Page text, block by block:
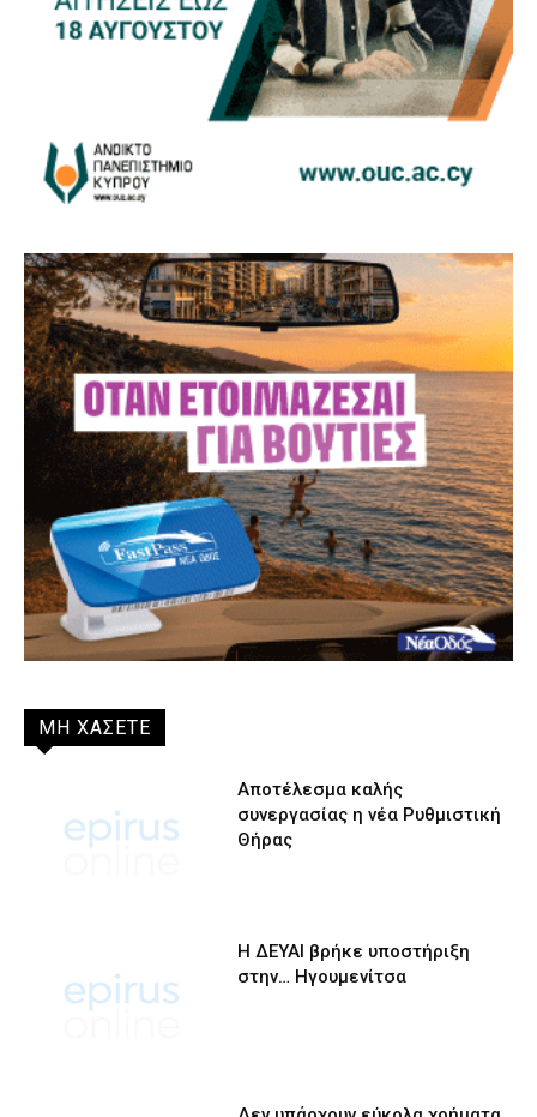
ΜΗ ΧΑΣΕΤΕ
Αποτέλεσμα καλής
συνεργασίας η νέα Ρυθμιστική
Θήρας
Η ΔΕΥΑΙ βρήκε υποστήριξη
στην… Ηγουμενίτσα